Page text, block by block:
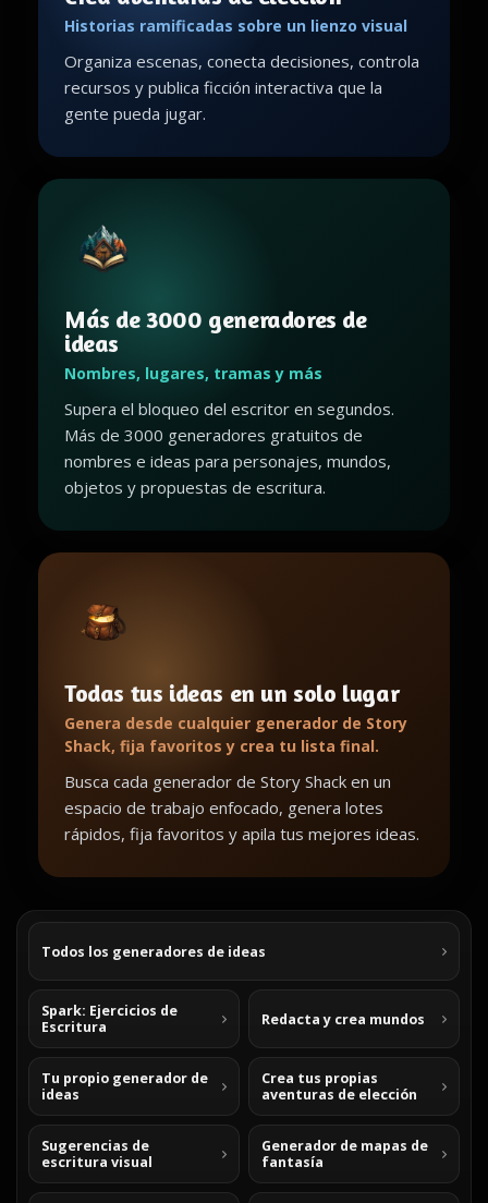
Historias ramificadas sobre un lienzo visual
Organiza escenas, conecta decisiones, controla
recursos y publica ficción interactiva que la
gente pueda jugar.
Más de 3000 generadores de
ideas
Nombres, lugares, tramas y más
Supera el bloqueo del escritor en segundos.
Más de 3000 generadores gratuitos de
nombres e ideas para personajes, mundos,
objetos y propuestas de escritura.
Todas tus ideas en un solo lugar
Genera desde cualquier generador de Story
Shack, fija favoritos y crea tu lista final.
Busca cada generador de Story Shack en un
espacio de trabajo enfocado, genera lotes
rápidos, fija favoritos y apila tus mejores ideas.
Todos los generadores de ideas
Spark: Ejercicios de
Escritura
Redacta y crea mundos
Tu propio generador de
ideas
Crea tus propias
aventuras de elección
Sugerencias de
escritura visual
Generador de mapas de
fantasía